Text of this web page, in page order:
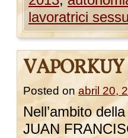
lavoratrici
Posted on abril 20,
Nell’ambito
JUAN